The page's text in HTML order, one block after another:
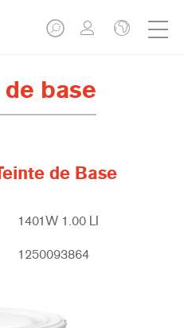
base
de Base
1401W 1.00 LI
1250093864